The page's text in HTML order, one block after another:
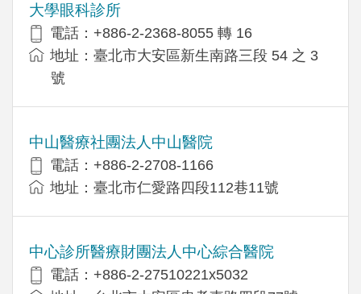
大學眼科診所
電話：+886-2-2368-8055 轉 16
地址：臺北市大安區新生南路三段 54 之 3
號
中山醫療社團法人中山醫院
電話：+886-2-2708-1166
地址：臺北市仁愛路四段112巷11號
中心診所醫療財團法人中心綜合醫院
電話：+886-2-27510221x5032